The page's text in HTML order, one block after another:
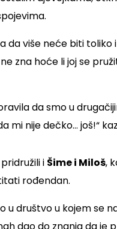
da više neće biti toliko
zna hoće li joj se
da smo u
mi nije dečko... još!“
i Šime i Miloš,
rođendan.
u društvo u kojem se